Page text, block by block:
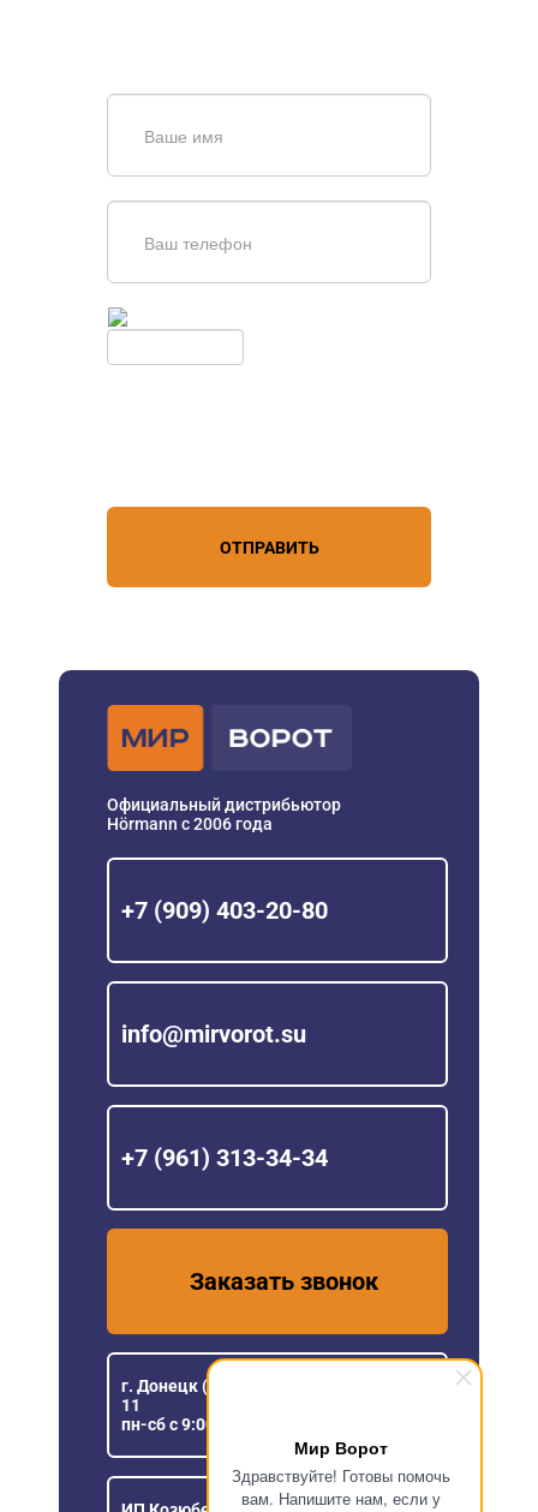
Мир Ворот
Здравствуйте! Готовы помочь
вам. Напишите нам, если у
ОТПРАВИТЬ
Официальный дистрибьютор
Hörmann с 2006 года
+7 (909) 403-20-80
info@mirvorot.su
+7 (961) 313-34-34
Заказать звонок
г. Донецк (ДНР), ул Розы Люксембург,
11
пн-сб с 9:00 до 18:00